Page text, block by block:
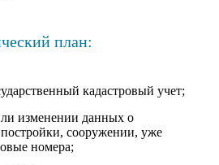
план:
кадастровый учет;
изменении данных о
сооружении, уже
номера;